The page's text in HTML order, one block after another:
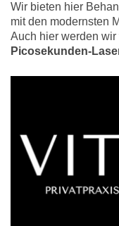
Wir bieten hier
mit den modernsten
Auch hier werden wir
Picosekunden-